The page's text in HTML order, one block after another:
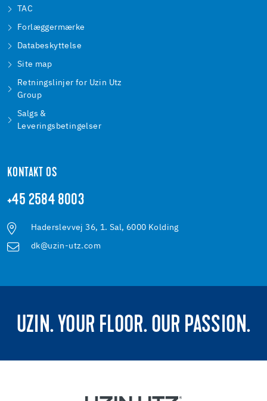
TAC
Forlæggermærke
Databeskyttelse
Site map
Retningslinjer for Uzin Utz
Group
Salgs &
Leveringsbetingelser
KONTAKT OS
+45 2584 8003
Haderslevvej 36, 1. Sal, 6000 Kolding
dk@uzin-utz.com
UZIN. YOUR FLOOR. OUR PASSION.